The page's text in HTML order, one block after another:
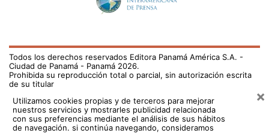
Todos los derechos reservados Editora Panamá América S.A. -
Ciudad de Panamá - Panamá 2026.
Prohibida su reproducción total o parcial, sin autorización escrita
de su titular
Utilizamos cookies propias y de terceros para mejorar
nuestros servicios y mostrarles publicidad relacionada
con sus preferencias mediante el análisis de sus hábitos
de navegación. si continúa navegando, consideramos
que acepta su uso.Puede cambiar la configuración u